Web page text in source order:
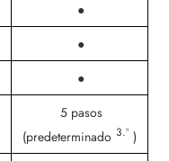
●
●
●
5 pasos
(predeterminado 3.º )